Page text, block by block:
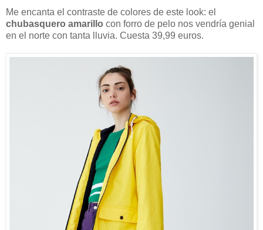
Me encanta el contraste de colores de este look: el
chubasquero amarillo con forro de pelo nos vendría genial
en el norte con tanta lluvia. Cuesta 39,99 euros.